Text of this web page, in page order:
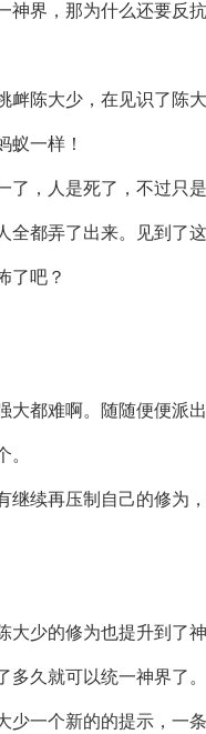
神界，那为什么还要反抗
衅陈大少，在见识了陈
蚁一样！
了，人是死了，不过只
全都弄了出来。见到了
了吧？
大都难啊。随随便便派
。
续再压制自己的修为
少的修为也提升到了
多久就可以统一神界了。
少一个新的的提示，一